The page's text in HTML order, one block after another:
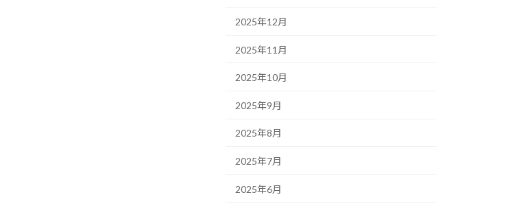
2025年12月
2025年11月
2025年10月
2025年9月
2025年8月
2025年7月
2025年6月